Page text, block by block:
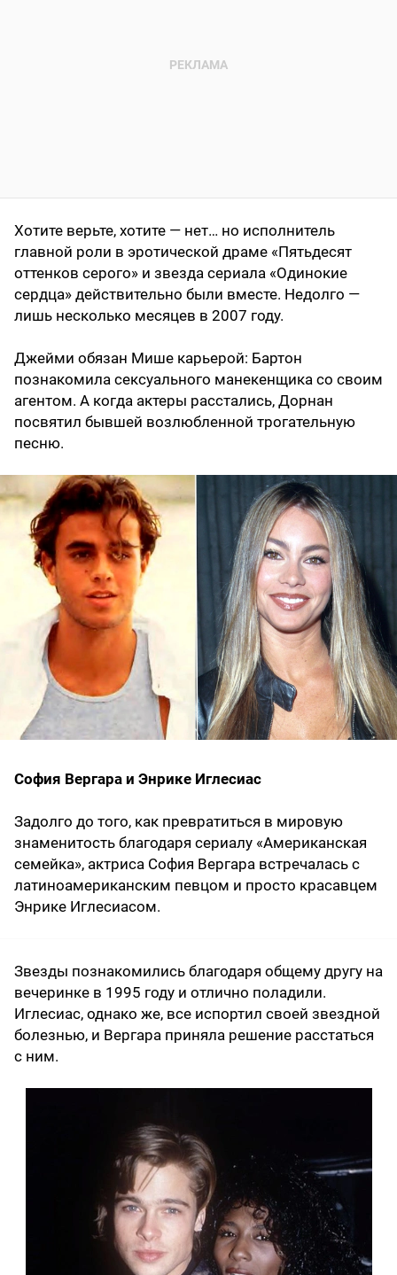
Хотите верьте, хотите — нет… но исполнитель
главной роли в эротической драме «Пятьдесят
оттенков серого» и звезда сериала «Одинокие
сердца» действительно были вместе. Недолго —
лишь несколько месяцев в 2007 году.
Джейми обязан Мише карьерой: Бартон
познакомила сексуального манекенщика со своим
агентом. А когда актеры расстались, Дорнан
посвятил бывшей возлюбленной трогательную
песню.
София Вергара и Энрике Иглесиас
Задолго до того, как превратиться в мировую
знаменитость благодаря сериалу «Американская
семейка», актриса София Вергара встречалась с
латиноамериканским певцом и просто красавцем
Энрике Иглесиасом.
Звезды познакомились благодаря общему другу на
вечеринке в 1995 году и отлично поладили.
Иглесиас, однако же, все испортил своей звездной
болезнью, и Вергара приняла решение расстаться
с ним.